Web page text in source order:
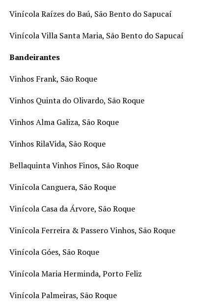
Vinícola Raízes do Baú, São Bento do Sapucaí
Vinícola Villa Santa Maria, São Bento do Sapucaí
Bandeirantes
Vinhos Frank, São Roque
Vinhos Quinta do Olivardo, São Roque
Vinhos Alma Galiza, São Roque
Vinhos RilaVida, São Roque
Bellaquinta Vinhos Finos, São Roque
Vinícola Canguera, São Roque
Vinícola Casa da Árvore, São Roque
Vinícola Ferreira & Passero Vinhos, São Roque
Vinícola Góes, São Roque
Vinícola Maria Herminda, Porto Feliz
Vinícola Palmeiras, São Roque